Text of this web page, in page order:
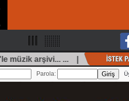
müzik arşivi... ... | Ali
Parola: